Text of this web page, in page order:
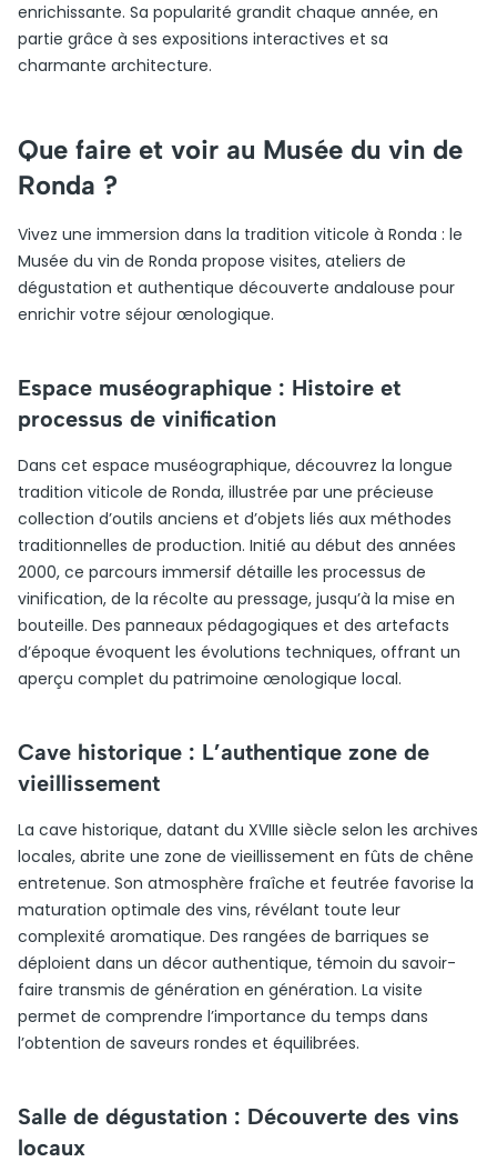
enrichissante. Sa popularité grandit chaque année, en
partie grâce à ses expositions interactives et sa
charmante architecture.
Que faire et voir au Musée du vin de
Ronda ?
Vivez une immersion dans la tradition viticole à Ronda : le
Musée du vin de Ronda propose visites, ateliers de
dégustation et authentique découverte andalouse pour
enrichir votre séjour œnologique.
Espace muséographique : Histoire et
processus de vinification
Dans cet espace muséographique, découvrez la longue
tradition viticole de Ronda, illustrée par une précieuse
collection d’outils anciens et d’objets liés aux méthodes
traditionnelles de production. Initié au début des années
2000, ce parcours immersif détaille les processus de
vinification, de la récolte au pressage, jusqu’à la mise en
bouteille. Des panneaux pédagogiques et des artefacts
d’époque évoquent les évolutions techniques, offrant un
aperçu complet du patrimoine œnologique local.
Cave historique : L’authentique zone de
vieillissement
La cave historique, datant du XVIIIe siècle selon les archives
locales, abrite une zone de vieillissement en fûts de chêne
entretenue. Son atmosphère fraîche et feutrée favorise la
maturation optimale des vins, révélant toute leur
complexité aromatique. Des rangées de barriques se
déploient dans un décor authentique, témoin du savoir-
faire transmis de génération en génération. La visite
permet de comprendre l’importance du temps dans
l’obtention de saveurs rondes et équilibrées.
Salle de dégustation : Découverte des vins
locaux